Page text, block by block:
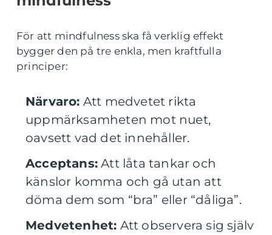
För att mindfulness ska få verklig effekt
bygger den på tre enkla, men kraftfulla
principer:
Närvaro: Att medvetet rikta
uppmärksamheten mot nuet,
oavsett vad det innehåller.
Acceptans: Att låta tankar och
känslor komma och gå utan att
döma dem som “bra” eller “dåliga”.
Medvetenhet: Att observera sig själv